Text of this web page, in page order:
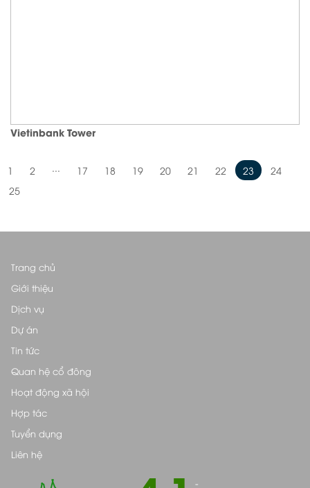
Vietinbank Tower
1 2 ... 17 18 19 20 21 22 23
24
25
Trang chủ
Giới thiệu
Dịch vụ
Dự án
Tin tức
Quan hệ cổ đông
Hoạt động xã hội
Hợp tác
Tuyển dụng
Liên hệ
-